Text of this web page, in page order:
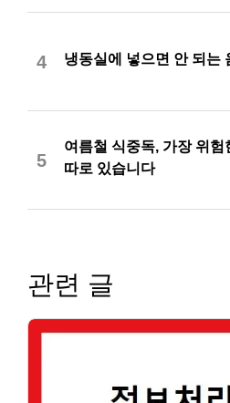
4 냉동실에 넣으면 안 되는
5
여름철 식중독, 가장 위험
따로 있습니다
관련 글